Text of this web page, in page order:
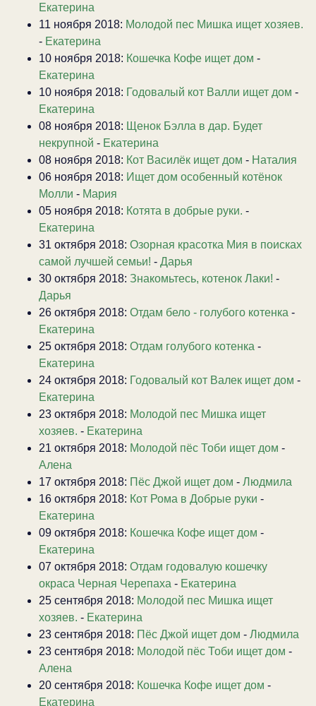
Екатерина
11 ноября 2018: Молодой пес Мишка ищет хозяев.
- Екатерина
10 ноября 2018: Кошечка Кофе ищет дом -
Екатерина
10 ноября 2018: Годовалый кот Валли ищет дом -
Екатерина
08 ноября 2018: Щенок Бэлла в дар. Будет
некрупной - Екатерина
08 ноября 2018: Кот Василёк ищет дом - Наталия
06 ноября 2018: Ищет дом особенный котёнок
Молли - Мария
05 ноября 2018: Котята в добрые руки. -
Екатерина
31 октября 2018: Озорная красотка Мия в поисках
самой лучшей семьи! - Дарья
30 октября 2018: Знакомьтесь, котенок Лаки! -
Дарья
26 октября 2018: Отдам бело - голубого котенка -
Екатерина
25 октября 2018: Отдам голубого котенка -
Екатерина
24 октября 2018: Годовалый кот Валек ищет дом -
Екатерина
23 октября 2018: Молодой пес Мишка ищет
хозяев. - Екатерина
21 октября 2018: Молодой пёс Тоби ищет дом -
Алена
17 октября 2018: Пёс Джой ищет дом - Людмила
16 октября 2018: Кот Рома в Добрые руки -
Екатерина
09 октября 2018: Кошечка Кофе ищет дом -
Екатерина
07 октября 2018: Отдам годовалую кошечку
окраса Черная Черепаха - Екатерина
25 сентября 2018: Молодой пес Мишка ищет
хозяев. - Екатерина
23 сентября 2018: Пёс Джой ищет дом - Людмила
23 сентября 2018: Молодой пёс Тоби ищет дом -
Алена
20 сентября 2018: Кошечка Кофе ищет дом -
Екатерина